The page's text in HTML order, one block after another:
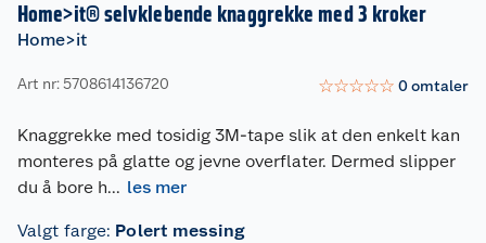
Home>it® selvklebende knaggrekke med 3 kroker
Home>it
Art nr: 5708614136720 ☆☆☆☆☆ 0omtaler
Knaggrekke med tosidig 3M-tape slik at den enkelt kan
monteres på glatte og jevne overflater. Dermed slipper
du å bore h... les mer
Valgt farge: Polert messing